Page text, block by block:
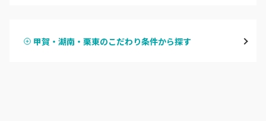
ハンドスカルプ
甲賀・湖南・栗東のこだわり条件から探す